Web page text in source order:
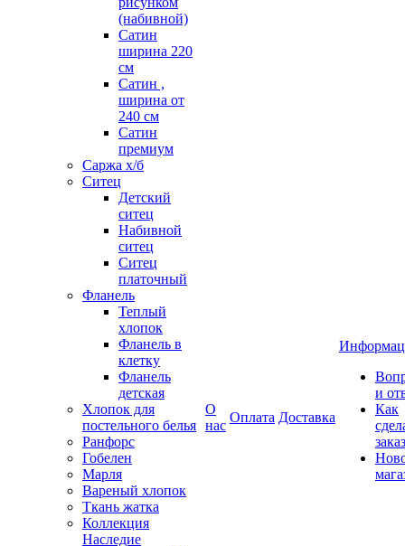
(набивной)
Сатин
ширина 220
см
Сатин ,
ширина от
240 см
Сатин
премиум
Саржа х/б
Ситец
Детский
ситец
Набивной
ситец
Ситец
платочный
Фланель
Теплый
хлопок
Фланель в
клетку
Фланель
детская
Хлопок для
постельного белья
Ранфорс
Гобелен
Марля
Вареный хлопок
Ткань жатка
Коллекция
Наследие
О
нас
Оплата Доставка
и
Как
заказ